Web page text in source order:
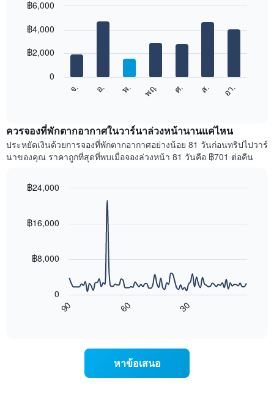
chart
bars.
แผนภูมิ
แสดง
ราคา
เฉลี่ย
ของ
พัก
วัน
แผนภูมิ
graphic.
จ. อ. พ. พฤ. ศ. ส. อา.
0
฿2,000
฿4,000
฿6,000
ควรจองที่พักตากอากาศในวาร์นาล่วงหน้านานแค่ไหน
ประหยัดเงินด้วยการจองที่พักตากอากาศอย่างน้อย 81 วันก่อนทริปไปวาร์
นาของคุณ ราคาถูกที่สุดที่พบเมื่อจองล่วงหน้า 81 วันคือ ฿701 ต่อคืน
with
90 60 30
0
฿8,000
฿16,000
฿24,000
หาข้อเสนอ